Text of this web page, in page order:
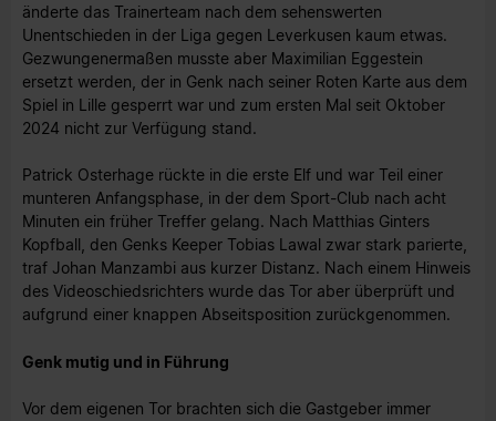
änderte das Trainerteam nach dem sehenswerten
Unentschieden in der Liga gegen Leverkusen kaum etwas.
Gezwungenermaßen musste aber Maximilian Eggestein
ersetzt werden, der in Genk nach seiner Roten Karte aus dem
Spiel in Lille gesperrt war und zum ersten Mal seit Oktober
2024 nicht zur Verfügung stand.
Patrick Osterhage rückte in die erste Elf und war Teil einer
munteren Anfangsphase, in der dem Sport-Club nach acht
Minuten ein früher Treffer gelang. Nach Matthias Ginters
Kopfball, den Genks Keeper Tobias Lawal zwar stark parierte,
traf Johan Manzambi aus kurzer Distanz. Nach einem Hinweis
des Videoschiedsrichters wurde das Tor aber überprüft und
aufgrund einer knappen Abseitsposition zurückgenommen.
Genk mutig und in Führung
Vor dem eigenen Tor brachten sich die Gastgeber immer